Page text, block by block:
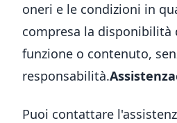
oneri e le condizioni in
compresa la disponibilità
funzione o contenuto,
responsabilità.Assistenza
Puoi contattare